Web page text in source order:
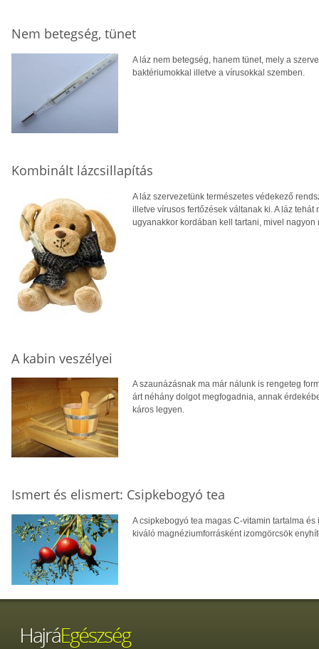
Nem betegség, tünet
A láz nem betegség, hanem tünet, mely a
baktériumokkal illetve a vírusokkal szemben.
Kombinált lázcsillapítás
A láz szervezetünk természetes védekező
illetve vírusos fertőzések váltanak ki. A láz
ugyanakkor kordában kell tartani, mivel nagyon
A kabin veszélyei
A szaunázásnak ma már nálunk is rengeteg
árt néhány dolgot megfogadnia, annak
káros legyen.
Ismert és elismert: Csipkebogyó tea
A csipkebogyó tea magas C-vitamin tartalma
kiváló magnéziumforrásként izomgörcsök